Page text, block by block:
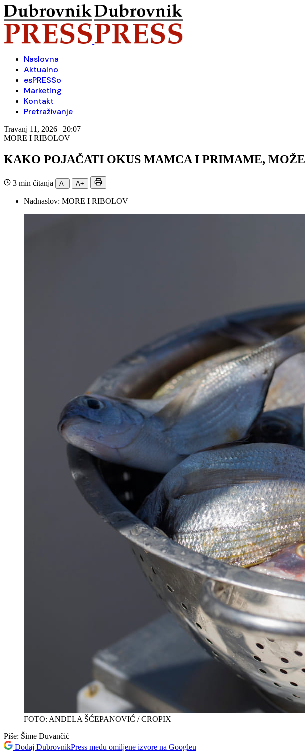
Naslovna
Aktualno
esPRESSo
Marketing
Kontakt
Pretraživanje
Travanj 11, 2026 | 20:07
MORE I RIBOLOV
KAKO POJAČATI OKUS MAMCA I PRIMAME,
3 min čitanja A- A+
Nadnaslov: MORE I RIBOLOV
FOTO: ANĐELA ŠĆEPANOVIĆ / CROPIX
Piše: Šime Duvančić
Dodaj DubrovnikPress među omiljene izvore na Googleu